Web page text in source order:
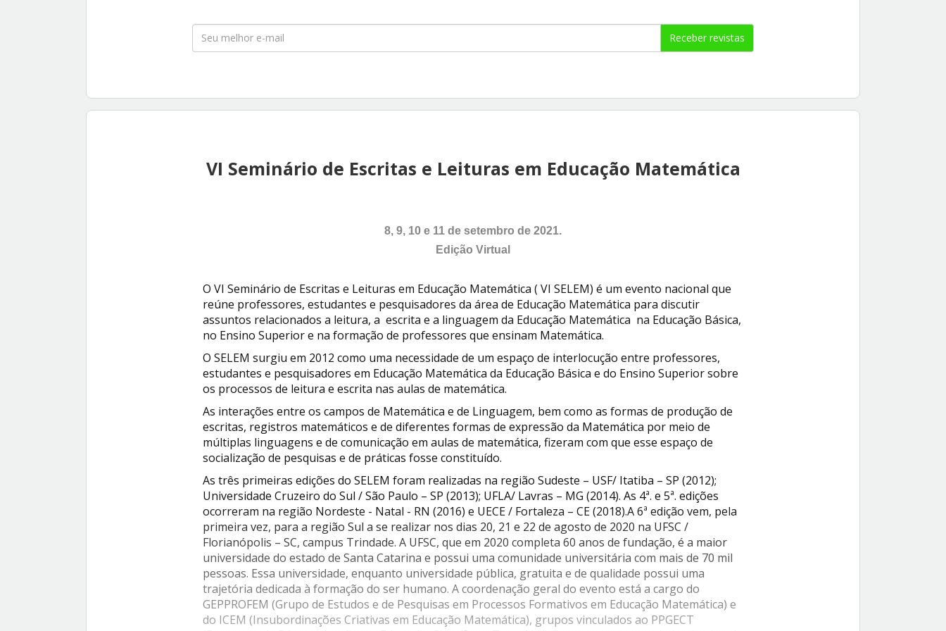
Receber revistas
VI Seminário de Escritas e Leituras em Educação Matemática
8, 9, 10 e 11 de setembro de 2021.
Edição Virtual
O VI Seminário de Escritas e Leituras em Educação Matemática ( VI SELEM) é um evento nacional que
reúne professores, estudantes e pesquisadores da área de Educação Matemática para discutir
assuntos relacionados a leitura, a escrita e a linguagem da Educação Matemática na Educação Básica,
no Ensino Superior e na formação de professores que ensinam Matemática.
O SELEM surgiu em 2012 como uma necessidade de um espaço de interlocução entre professores,
estudantes e pesquisadores em Educação Matemática da Educação Básica e do Ensino Superior sobre
os processos de leitura e escrita nas aulas de matemática.
As interações entre os campos de Matemática e de Linguagem, bem como as formas de produção de
escritas, registros matemáticos e de diferentes formas de expressão da Matemática por meio de
múltiplas linguagens e de comunicação em aulas de matemática, fizeram com que esse espaço de
socialização de pesquisas e de práticas fosse constituído.
As três primeiras edições do SELEM foram realizadas na região Sudeste – USF/ Itatiba – SP (2012);
Universidade Cruzeiro do Sul / São Paulo – SP (2013); UFLA/ Lavras – MG (2014). As 4ª. e 5ª. edições
ocorreram na região Nordeste - Natal - RN (2016) e UECE / Fortaleza – CE (2018).A 6ª edição vem, pela
primeira vez, para a região Sul a se realizar nos dias 20, 21 e 22 de agosto de 2020 na UFSC /
Florianópolis – SC, campus Trindade. A UFSC, que em 2020 completa 60 anos de fundação, é a maior
universidade do estado de Santa Catarina e possui uma comunidade universitária com mais de 70 mil
pessoas. Essa universidade, enquanto universidade pública, gratuita e de qualidade possui uma
trajetória dedicada à formação do ser humano. A coordenação geral do evento está a cargo do
GEPPROFEM (Grupo de Estudos e de Pesquisas em Processos Formativos em Educação Matemática) e
do ICEM (Insubordinações Criativas em Educação Matemática), grupos vinculados ao PPGECT